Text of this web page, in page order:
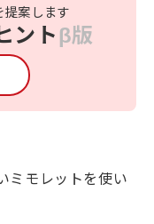
案します
ントβ版
ミモレットを使い